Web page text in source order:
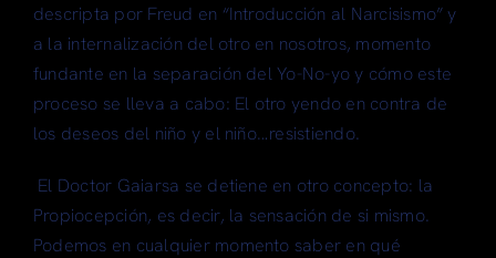
descripta por Freud en “Introducción al Narcisismo” y
a la internalización del otro en nosotros, momento
fundante en la separación del Yo-No-yo y cómo este
proceso se lleva a cabo: El otro yendo en contra de
los deseos del niño y el niño…resistiendo.
El Doctor Gaiarsa se detiene en otro concepto: la
Propiocepción, es decir, la sensación de si mismo.
Podemos en cualquier momento saber en qué